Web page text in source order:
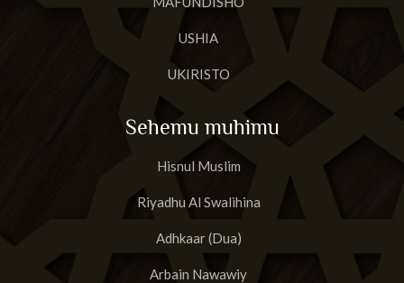
USHIA
UKIRISTO
Sehemu muhimu
Hisnul Muslim
Riyadhu Al Swalihina
Adhkaar (Dua)
Arbain Nawawiy